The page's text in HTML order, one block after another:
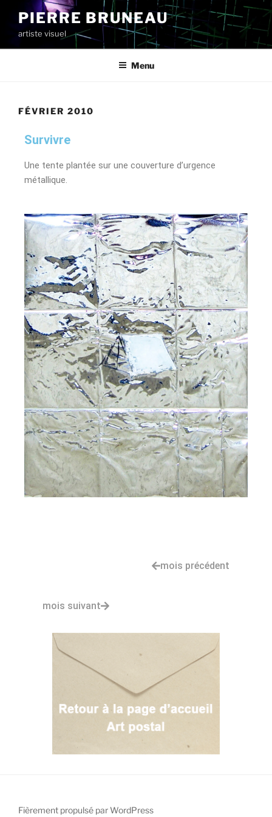
PIERRE BRUNEAU
artiste visuel
Menu
FÉVRIER 2010
Survivre
Une tente plantée sur une couverture d’urgence
métallique.
mois précédent
mois suivant
Fièrement propulsé par WordPress